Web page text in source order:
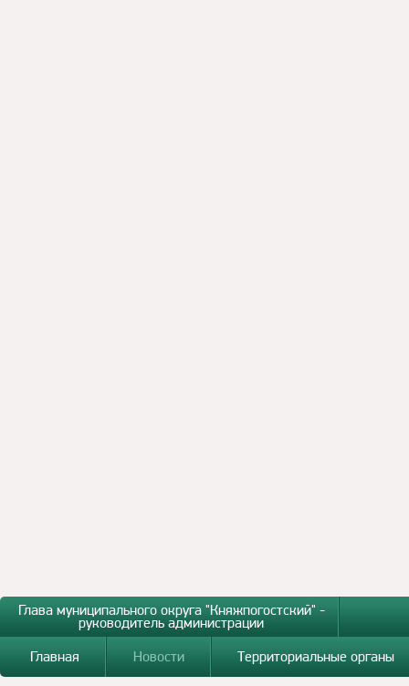
Глава муниципального округа "Княжпогостский" -
руководитель администрации
Главная
Новости Территориальные органы